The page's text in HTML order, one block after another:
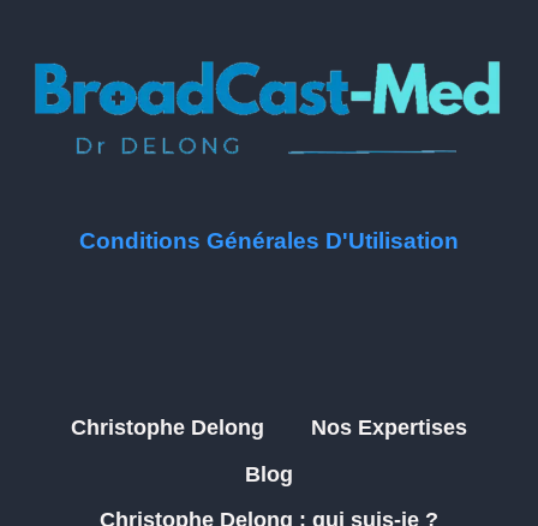
Conditions Générales D'Utilisation
Christophe Delong
Nos Expertises
Blog
Christophe Delong : qui suis-je ?